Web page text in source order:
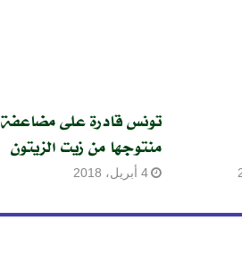
تونس قادرة على مضاعفة
منتوجها من زيت الزيتون
4 أبريل، 2018